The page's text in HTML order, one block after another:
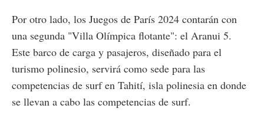
Por otro lado, los Juegos de París 2024 contarán con
una segunda "Villa Olímpica flotante": el Aranui 5.
Este barco de carga y pasajeros, diseñado para el
turismo polinesio, servirá como sede para las
competencias de surf en Tahití, isla polinesia en donde
se llevan a cabo las competencias de surf.